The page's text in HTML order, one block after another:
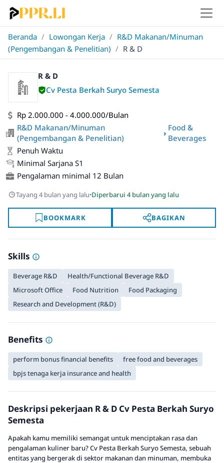
Beranda / Lowongan Kerja / R&D Makanan/Minuman
(Pengembangan & Penelitian) / R & D
R & D
Cv Pesta Berkah Suryo Semesta
Rp 2.000.000 - 4.000.000/Bulan
R&D Makanan/Minuman
(Pengembangan & Penelitian)
›
Food &
Beverages
Penuh Waktu
Minimal Sarjana S1
Pengalaman minimal 12 Bulan
Tayang 4 bulan yang lalu·Diperbarui 4 bulan yang lalu
BOOKMARK BAGIKAN
Skills
Beverage R&D
Health/Functional Beverage R&D
Microsoft Office
Food Nutrition
Food Packaging
Research and Development (R&D)
Benefits
perform bonus financial benefits
free food and beverages
bpjs tenaga kerja insurance and health
Deskripsi pekerjaan R & D Cv Pesta Berkah Suryo
Semesta
Apakah kamu memiliki semangat untuk menciptakan rasa dan
pengalaman kuliner baru? Cv Pesta Berkah Suryo Semesta, sebuah
entitas yang bergerak di sektor makanan dan minuman, membuka